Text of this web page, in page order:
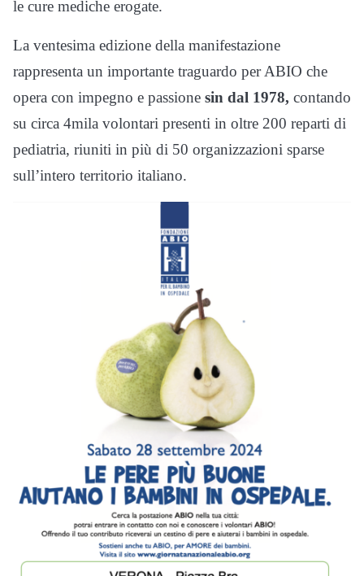
le cure mediche erogate.
La ventesima edizione della manifestazione
rappresenta un importante traguardo per ABIO che
opera con impegno e passione sin dal 1978, contando
su circa 4mila volontari presenti in oltre 200 reparti di
pediatria, riuniti in più di 50 organizzazioni sparse
sull’intero territorio italiano.